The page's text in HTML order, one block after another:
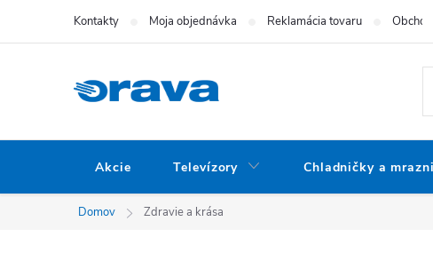
Prejsť na obsahKontakty Moja objednávka Reklamácia tovaru
Akcie Televízory Chladničky a
Domov Zdravie a krása